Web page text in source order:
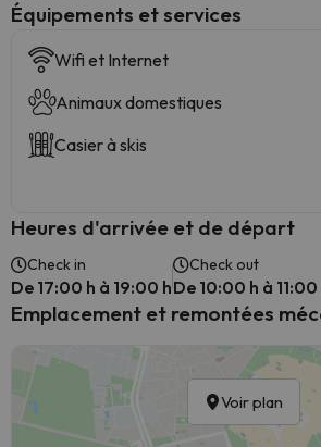
​Équipements et services
Wifi et Internet
Animaux domestiques
Casier à skis
Heures d'arrivée et de départ
Check in
De 17:00 h à 19:00 h
Check out
De 10:00 h à 11:00
Emplacement et remontées
Voir plan